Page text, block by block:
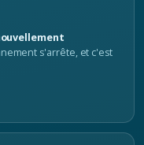
s'arrête, et c'est